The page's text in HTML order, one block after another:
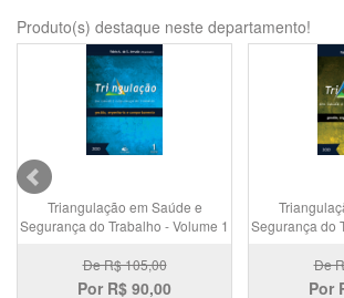
Produto(s) destaque neste departamento!
Triangulação em Saúde e
Segurança do Trabalho - Volume 1
De R$ 105,00
Por R$ 90,00
Segurança do
De
Por